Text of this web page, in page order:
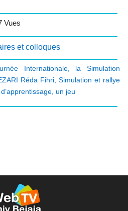
Vues
et colloques
Internationale, la Simulation
Réda Fihri, Simulation et rallye
, un jeu